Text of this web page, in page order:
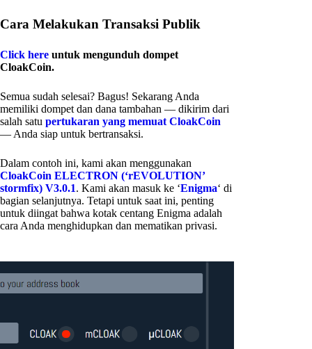
Cara Melakukan Transaksi Publik
Click here untuk mengunduh dompet
CloakCoin.
Semua sudah selesai? Bagus! Sekarang Anda
memiliki dompet dan dana tambahan — dikirim dari
salah satu pertukaran yang memuat CloakCoin
— Anda siap untuk bertransaksi.
Dalam contoh ini, kami akan menggunakan
CloakCoin ELECTRON (‘rEVOLUTION’
stormfix) V3.0.1. Kami akan masuk ke ‘Enigma‘ di
bagian selanjutnya. Tetapi untuk saat ini, penting
untuk diingat bahwa kotak centang Enigma adalah
cara Anda menghidupkan dan mematikan privasi.